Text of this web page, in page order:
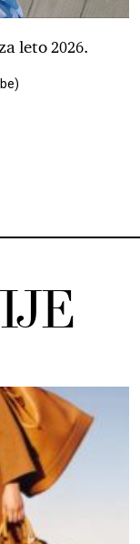
leto 2026.